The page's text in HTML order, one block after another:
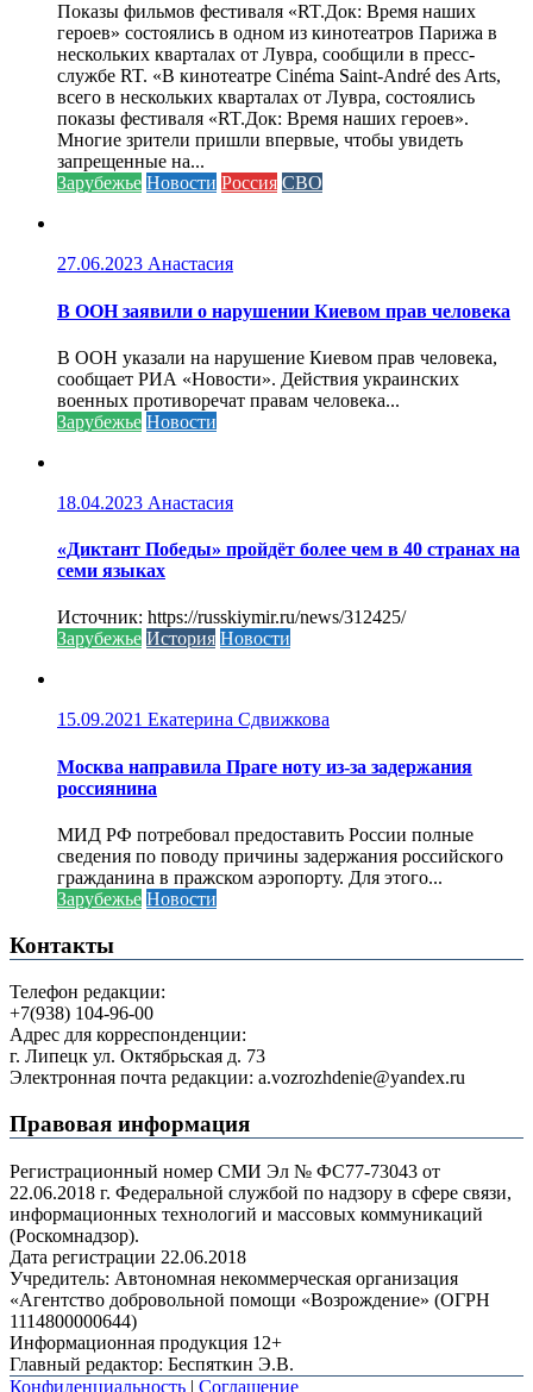
Показы фильмов фестиваля «RT.Док: Время наших
героев» состоялись в одном из кинотеатров Парижа в
нескольких кварталах от Лувра, сообщили в пресс-
службе RT. «В кинотеатре Cinéma Saint-André des Arts,
всего в нескольких кварталах от Лувра, состоялись
показы фестиваля «RT.Док: Время наших героев».
Многие зрители пришли впервые, чтобы увидеть
запрещенные на...
Зарубежье Новости Россия СВО
27.06.2023 Анастасия
В ООН заявили о нарушении Киевом прав человека
В ООН указали на нарушение Киевом прав человека,
сообщает РИА «Новости». Действия украинских
военных противоречат правам человека...
Зарубежье Новости
18.04.2023 Анастасия
«Диктант Победы» пройдёт более чем в 40 странах на
семи языках
Источник: https://russkiymir.ru/news/312425/
Зарубежье История Новости
15.09.2021 Екатерина Сдвижкова
Москва направила Праге ноту из-за задержания
россиянина
МИД РФ потребовал предоставить России полные
сведения по поводу причины задержания российского
гражданина в пражском аэропорту. Для этого...
Зарубежье Новости
Контакты
Телефон редакции:
+7(938) 104-96-00
Адрес для корреспонденции:
г. Липецк ул. Октябрьская д. 73
Электронная почта редакции: a.vozrozhdenie@yandex.ru
Правовая информация
Регистрационный номер СМИ Эл № ФС77-73043 от
22.06.2018 г. Федеральной службой по надзору в сфере связи,
информационных технологий и массовых коммуникаций
(Роскомнадзор).
Дата регистрации 22.06.2018
Учредитель: Автономная некоммерческая организация
«Агентство добровольной помощи «Возрождение» (ОГРН
1114800000644)
Информационная продукция 12+
Главный редактор: Беспяткин Э.В.
Конфиденциальность | Соглашение